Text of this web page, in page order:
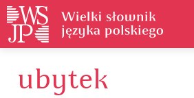
ubytek